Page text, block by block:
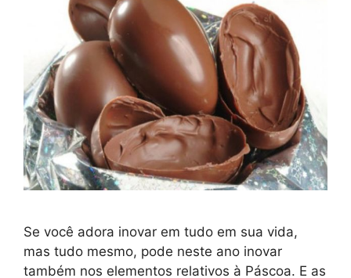
Se você adora inovar em tudo em sua vida,
mas tudo mesmo, pode neste ano inovar
também nos elementos relativos à Páscoa. E as